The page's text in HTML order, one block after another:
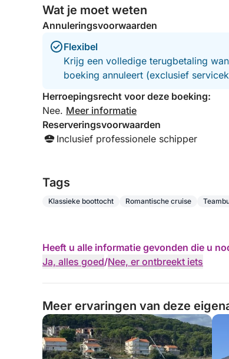
Wat je moet weten
Annuleringsvoorwaarden
Flexibel
Krijg een volledige terugbetaling
boeking annuleert (exclusief
Herroepingsrecht voor deze boeking:
Nee. Meer informatie
Reserveringsvoorwaarden
Inclusief professionele schipper
Tags
Klassieke boottocht Romantische cruise
Heeft u alle informatie gevonden die u
Ja, alles goed/Nee, er ontbreekt iets
Meer ervaringen van deze